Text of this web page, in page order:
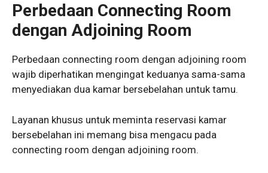
Perbedaan Connecting Room
dengan Adjoining Room
Perbedaan connecting room dengan adjoining room
wajib diperhatikan mengingat keduanya sama-sama
menyediakan dua kamar bersebelahan untuk tamu.
Layanan khusus untuk meminta reservasi kamar
bersebelahan ini memang bisa mengacu pada
connecting room dengan adjoining room.